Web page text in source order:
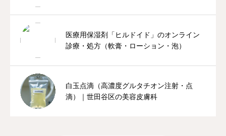
医療用保湿剤「ヒルドイド」のオンライン
診療・処方（軟膏・ローション・泡）
白玉点滴（高濃度グルタチオン注射・点
滴）｜世田谷区の美容皮膚科